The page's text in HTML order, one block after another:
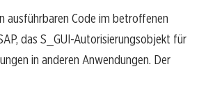
ausführbaren Code im betroffenen
das S_GUI-Autorisierungsobjekt für
in anderen Anwendungen. Der